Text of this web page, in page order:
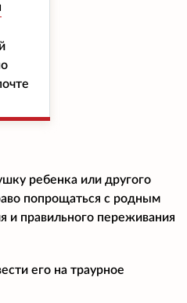
ребенка или другого
попрощаться с родным
и правильного переживания
его на траурное